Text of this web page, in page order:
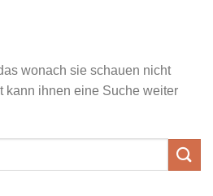
wonach sie schauen nicht
kann ihnen eine Suche weiter